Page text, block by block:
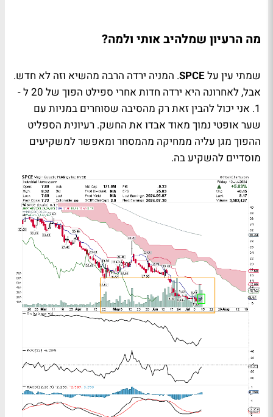
מה הרעיון שמלהיב אותי ולמה?
שמתי עין עלSPCE. המניה ירדה הרבה מהשיא וזה לא חדש.
אבל, לאחרונה היא ירדה חדות אחרי ספילט הפוך של 20 ל -
1. אני יכול להבין זאת רק מהסיבה שסוחרים במניות עם
שער אופטי נמוך מאוד אבדו את החשק. רעיונית הספליט
ההפוך מגן עליה ממחיקה מהמסחר ומאפשר למשקיעים
מוסדיים להשקיע בה.